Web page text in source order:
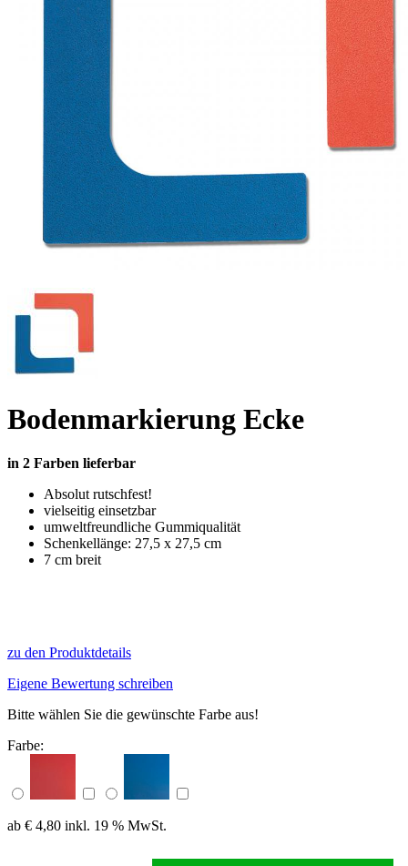
Bodenmarkierung Ecke
in 2 Farben lieferbar
Absolut rutschfest!
vielseitig einsetzbar
umweltfreundliche Gummiqualität
Schenkellänge: 27,5 x 27,5 cm
7 cm breit
zu den Produktdetails
Eigene Bewertung schreiben
Bitte wählen Sie die gewünschte Farbe aus!
Farbe:
ab € 4,80 inkl. 19 % MwSt.